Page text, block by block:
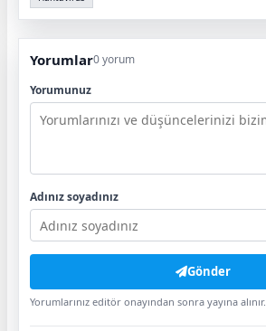
Yorumlar0 yorum
Yorumunuz
Adınız soyadınız
Gönder
Yorumlarınız editör onayından sonra yayına alınır.